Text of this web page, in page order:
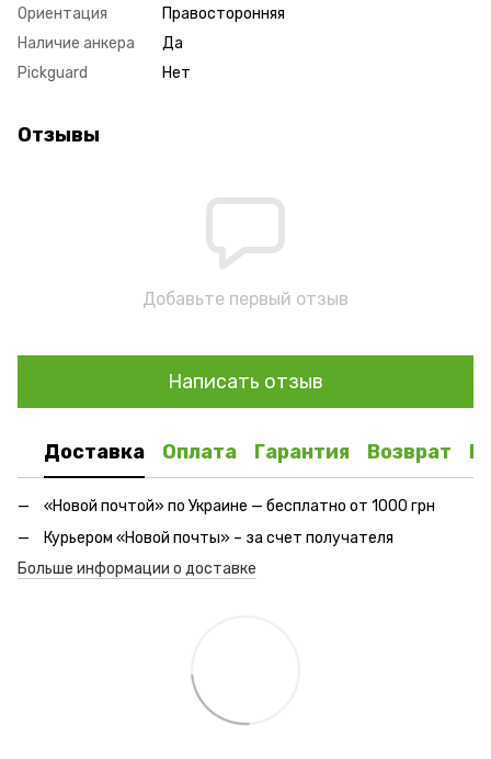
Ориентация
Правосторонняя
Наличие анкера
Да
Pickguard
Нет
Отзывы
Добавьте первый отзыв
Написать отзыв
Доставка Оплата Гарантия Возврат
«Новой почтой» по Украине — бесплатно от 1000 грн
Курьером «Новой почты» – за счет получателя
Больше информации о доставке